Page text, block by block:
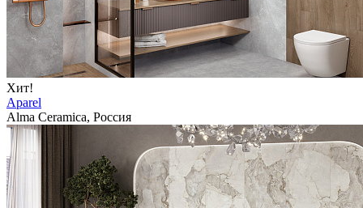
Хит!
Aparel
Alma Ceramica, Россия